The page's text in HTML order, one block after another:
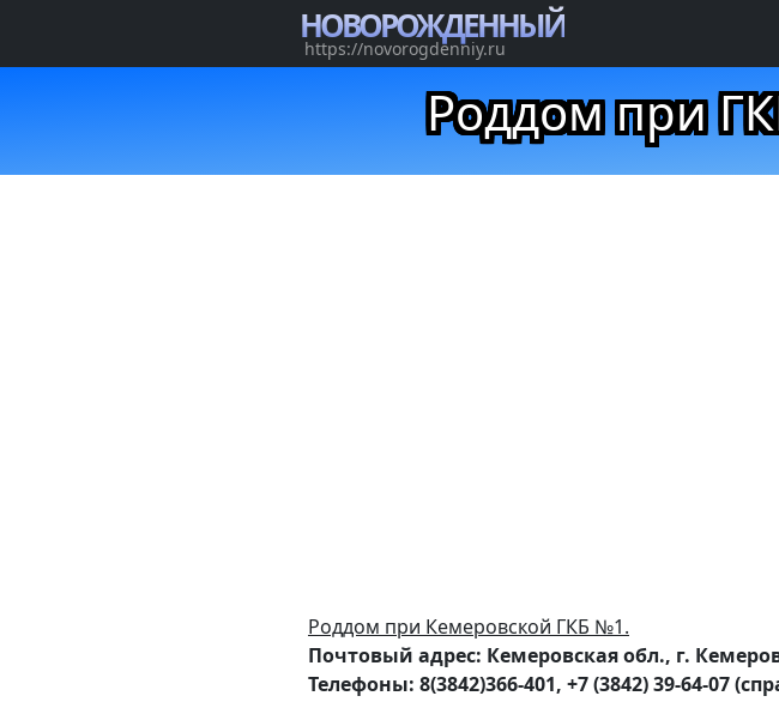
Роддом при
Роддом при Кемеровской ГКБ №1.
Почтовый адрес: Кемеровская обл., г.
Телефоны: 8(3842)366-401, +7 (3842) 39-64-07
НОВОРОЖДЕННЫЙ
https://novorogdenniy.ru